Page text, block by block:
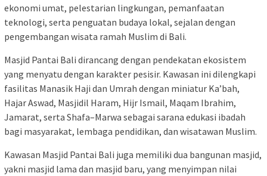
ekonomi umat, pelestarian lingkungan, pemanfaatan
teknologi, serta penguatan budaya lokal, sejalan dengan
pengembangan wisata ramah Muslim di Bali.
Masjid Pantai Bali dirancang dengan pendekatan ekosistem
yang menyatu dengan karakter pesisir. Kawasan ini dilengkapi
fasilitas Manasik Haji dan Umrah dengan miniatur Ka’bah,
Hajar Aswad, Masjidil Haram, Hijr Ismail, Maqam Ibrahim,
Jamarat, serta Shafa–Marwa sebagai sarana edukasi ibadah
bagi masyarakat, lembaga pendidikan, dan wisatawan Muslim.
Kawasan Masjid Pantai Bali juga memiliki dua bangunan masjid,
yakni masjid lama dan masjid baru, yang menyimpan nilai